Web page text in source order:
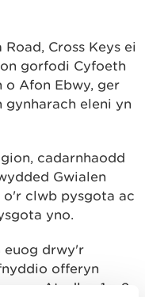
Cross Keys ei
gorfodi Cyfoeth
o Afon Ebwy, ger
gynharach eleni yn
cadarnhaodd
Gwialen
clwb pysgota ac
yno.
euog drwy'r
offeryn
o Atodlen 1 a 2